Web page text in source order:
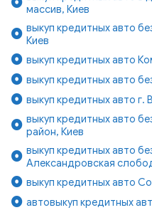
массив, Киев
выкуп кредитных авто
Киев
выкуп кредитных авто
выкуп кредитных авто
выкуп кредитных авто г.
выкуп кредитных авто
район, Киев
выкуп кредитных авто
Александровская
выкуп кредитных авто
автовыкуп кредитных